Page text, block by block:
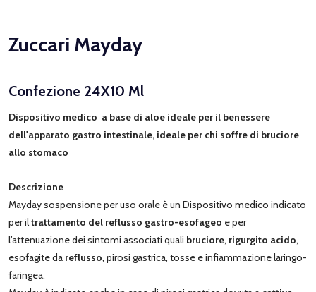
Zuccari Mayday
Confezione 24X10 Ml
Dispositivo medico a base di aloe ideale per il benessere
dell'apparato gastro intestinale, ideale per chi soffre di bruciore
allo stomaco
Descrizione
Mayday sospensione per uso orale è un Dispositivo medico indicato
per iltrattamento del reflusso gastro-esofageo e per
l’attenuazione dei sintomi associati quali bruciore, rigurgito acido,
esofagite da reflusso, pirosi gastrica, tosse e infiammazione laringo-
faringea.